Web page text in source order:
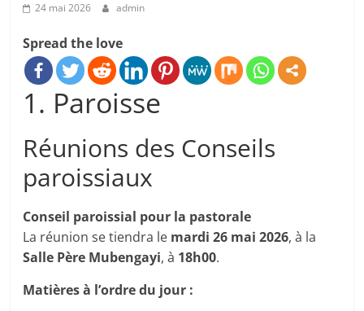
24 mai 2026 admin
Spread the love
1. Paroisse
Réunions des Conseils
paroissiaux
Conseil paroissial pour la pastorale
La réunion se tiendra le mardi 26 mai 2026, à la
Salle Père Mubengayi, à 18h00.
Matières à l’ordre du jour :